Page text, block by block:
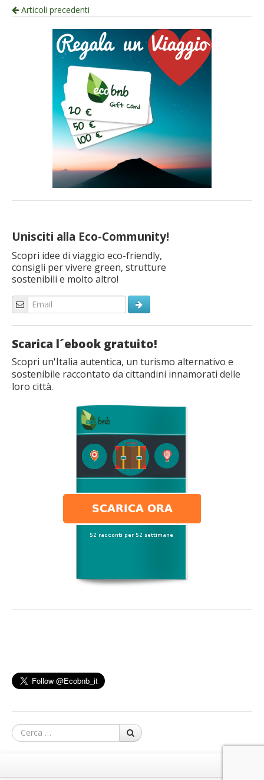
Navigazione
articolo
Articoli precedenti
Unisciti alla Eco-Community!
Scopri idee di viaggio eco-friendly,
consigli per vivere green, strutture
sostenibili e molto altro!
Scarica l´ebook gratuito!
Scopri un'Italia autentica, un turismo alternativo e
sostenibile raccontato da cittandini innamorati delle
loro città.
Cerca